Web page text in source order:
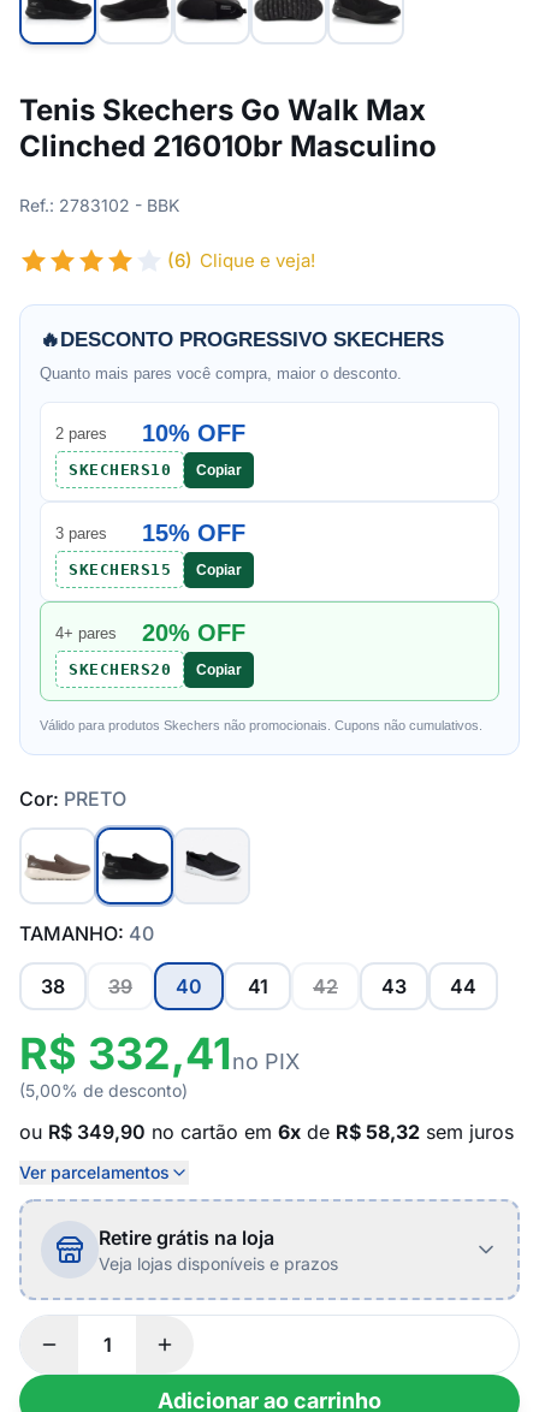
Tenis Skechers Go Walk Max
Clinched 216010br Masculino
Ref.: 2783102 - BBK
(6) Clique e veja!
🔥DESCONTO PROGRESSIVO SKECHERS
Quanto mais pares você compra, maior o desconto.
2 pares 10% OFF
SKECHERS10 Copiar
3 pares 15% OFF
SKECHERS15 Copiar
4+ pares 20% OFF
SKECHERS20 Copiar
Válido para produtos Skechers não promocionais. Cupons não cumulativos.
Cor: PRETO
TAMANHO: 40
38 39 40 41 42 43 44
R$ 332,41no PIX
(5,00% de desconto)
ou R$ 349,90 no cartão em 6x de R$ 58,32 sem juros
Ver parcelamentos
Retire grátis na loja
Veja lojas disponíveis e prazos
Adicionar ao carrinho